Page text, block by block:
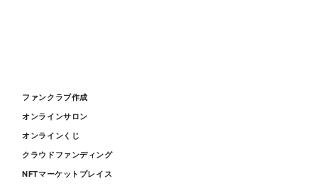
ファンクラブ作成
オンラインサロン
オンラインくじ
クラウドファンディング
NFTマーケットプレイス